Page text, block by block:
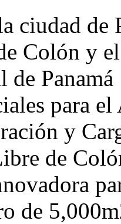
ciudad de
Colón y
de Panamá
para
y
de
de